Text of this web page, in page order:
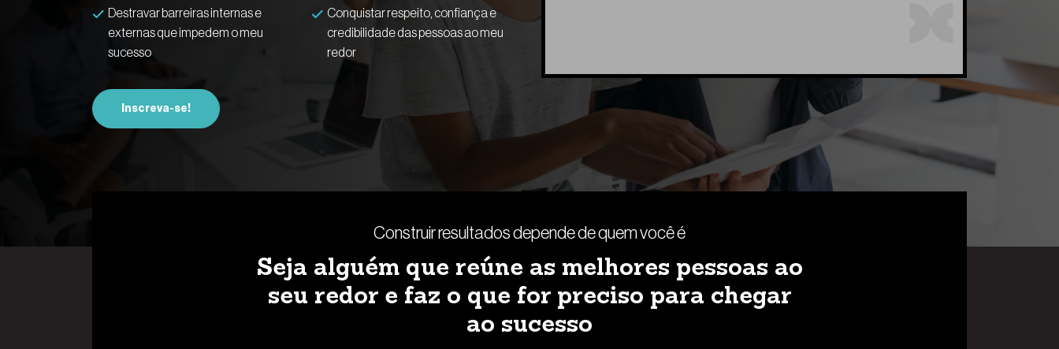
Destravar barreiras internas e
externas que impedem o meu
sucesso
Conquistar respeito, confiança e
credibilidade das pessoas ao meu
redor
Inscreva-se!
Construir resultados depende de quem você é
Seja alguém que reúne as melhores pessoas ao
seu redor e faz o que for preciso para chegar
ao sucesso